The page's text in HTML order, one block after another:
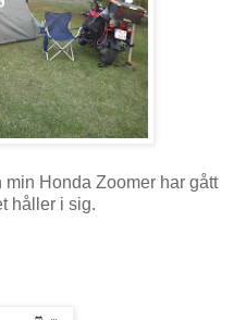
min Honda Zoomer har gått
håller i sig.